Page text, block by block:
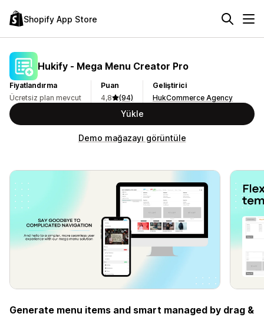
Shopify App Store
Hukify ‑ Mega Menu Creator Pro
Fiyatlandırma
Ücretsiz plan mevcut
Puan
4,8
(94)
Geliştirici
HukCommerce Agency
Yükle
Demo mağazayı görüntüle
Generate menu items and smart managed by drag &